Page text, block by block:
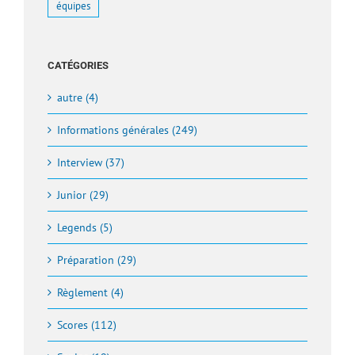
équipes
CATÉGORIES
autre (4)
Informations générales (249)
Interview (37)
Junior (29)
Legends (5)
Préparation (29)
Règlement (4)
Scores (112)